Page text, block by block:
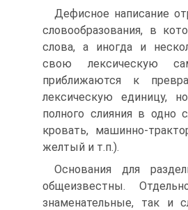
Дефисное написание
словообразования, в
слова, а иногда и
свою лексическую
приближаются к
лексическую единицу,
полного слияния в одно
кровать, машинно-
желтый и т.п.).
Основания для
общеизвестны.
знаменательные, так и